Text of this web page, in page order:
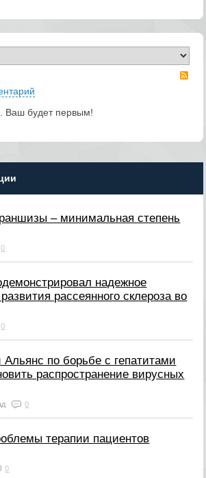
Ваш будет первым!
– минимальная степень
0
надежное
рассеянного склероза во
0
по борьбе с гепатитами
распространение вирусных
0
терапии пациентов
0